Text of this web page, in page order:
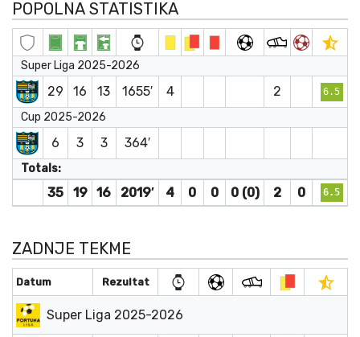
POPOLNA STATISTIKA
Super Liga 2025-2026
29 16 13 1655′ 4 2 6.5
Cup 2025-2026
6 3 3 364′
Totals:
35 19 16 2019′ 4 0 0 0 (0) 2 0 6.5
ZADNJE TEKME
Datum Rezultat
Super Liga 2025-2026